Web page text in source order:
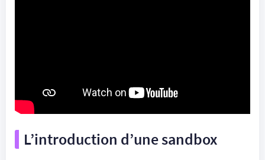
L’introduction d’une sandbox